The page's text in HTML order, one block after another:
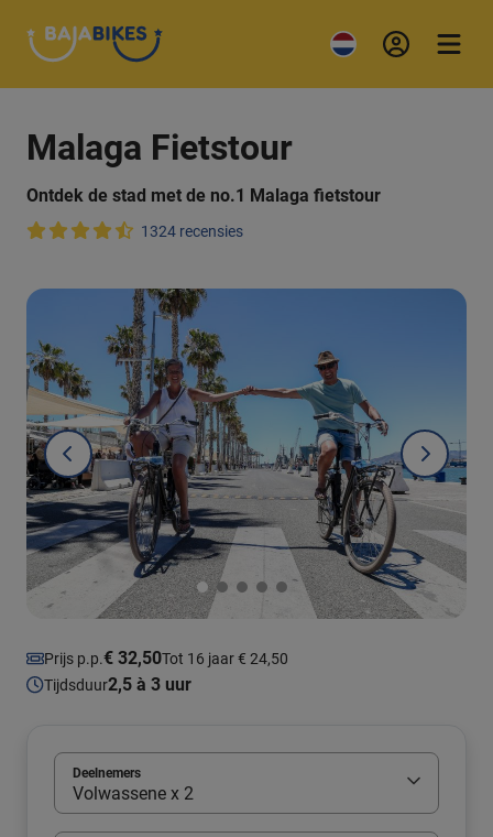
Malaga Fietstour
Ontdek de stad met de no.1 Malaga fietstour
1324 recensies
Prijs p.p.€ 32,50Tot 16 jaar € 24,50
Tijdsduur2,5 à 3 uur
Deelnemers
Volwassene x 2